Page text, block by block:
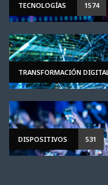
TECNOLOGÍAS 1574
TRANSFORMACIÓN
DISPOSITIVOS 531